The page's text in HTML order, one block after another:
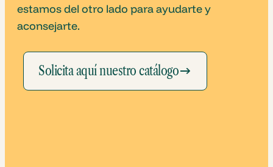
estamos del otro lado para ayudarte y
aconsejarte.
Solicita aquí nuestro catálogo